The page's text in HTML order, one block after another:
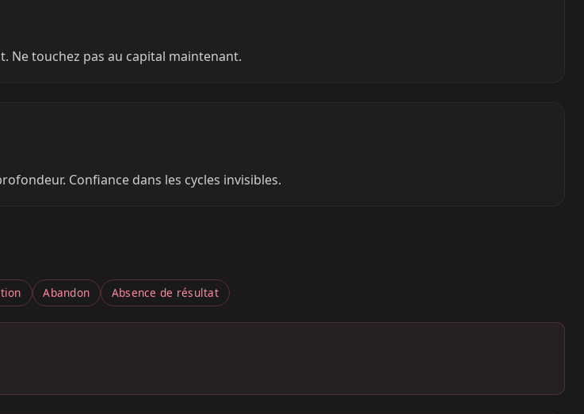
Ne touchez pas au capital maintenant.
Confiance dans les cycles invisibles.
Abandon Absence de résultat